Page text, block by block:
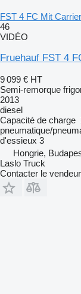
FST 4 FC Mit
46
VIDÉO
Fruehauf FST 4
9 099 € HT
Semi-remorque
2013
diesel
Capacité de charge
pneumatique/
d'essieux 3
Hongrie,
Laslo Truck
Contacter le vendeur